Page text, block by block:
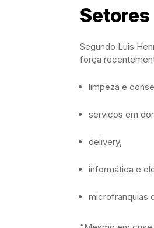
Segundo Luis
força
limpeza e
serviços em
delivery,
informática e
microfranquias